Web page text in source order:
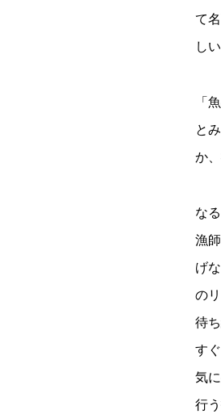
て
し
「
と
か
な
漁
げ
の
待
す
気
行